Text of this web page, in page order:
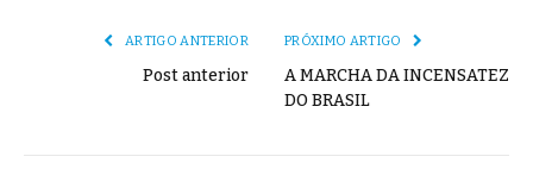
ARTIGO ANTERIOR
Post anterior
PRÓXIMO ARTIGO
A MARCHA DA INCENSATEZ
DO BRASIL